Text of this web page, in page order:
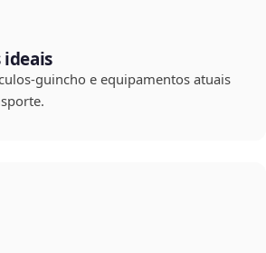
guincho e equipamentos atuais